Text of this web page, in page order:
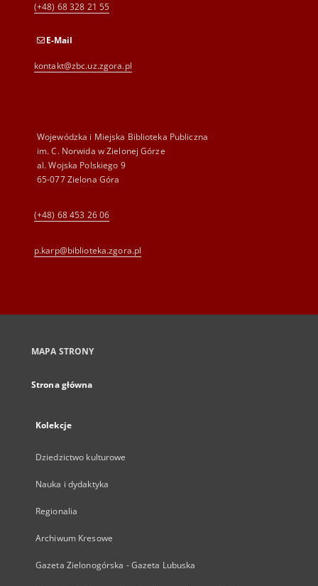
(+48) 68 328 21 55
E-Mail
kontakt@zbc.uz.zgora.pl
Wojewódzka i Miejska Biblioteka Publiczna
im. C. Norwida w Zielonej Górze
al. Wojska Polskiego 9
65-077 Zielona Góra
(+48) 68 453 26 06
p.karp@biblioteka.zgora.pl
MAPA STRONY
Strona główna
Kolekcje
Dziedzictwo kulturowe
Nauka i dydaktyka
Regionalia
Archiwum Kresowe
Gazeta Zielonogórska - Gazeta Lubuska